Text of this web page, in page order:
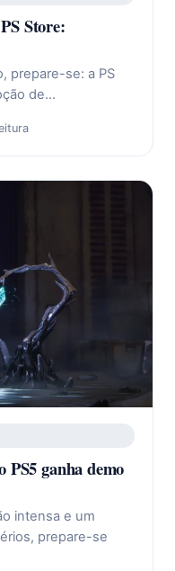
Store:
prepare-se: a PS
de…
PS5 ganha demo
intensa e um
prepare-se